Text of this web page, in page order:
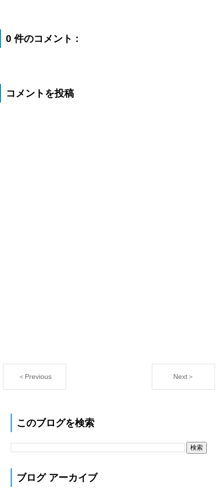
0 件のコメント :
コメントを投稿
＜Previous Next＞
このブログを検索
ブログ アーカイブ